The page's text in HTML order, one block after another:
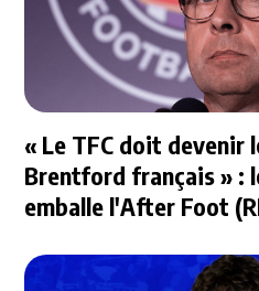
« Le TFC doit devenir
Brentford français » :
emballe l'After Foot